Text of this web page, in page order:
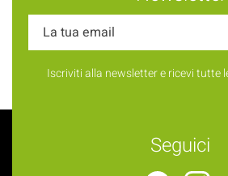
Iscriviti alla newsletter e ricevi tutte
Seguici